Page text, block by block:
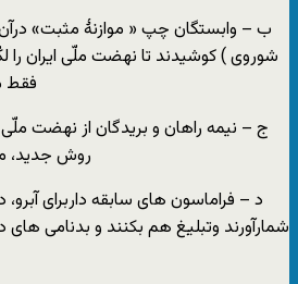
ب – وابستگان چپ « موازنۀ مثبت»
شوروی ) کوشیدند تا نهضت ‏ملّی ایران را
فقط
ج – نیمه راهان و بریدگان از نهضت ملّی
روش جدید،
د – فراماسون های سابقه داربرای
شمارآورند وتبلیغ هم بکنند ‏و بدنامی